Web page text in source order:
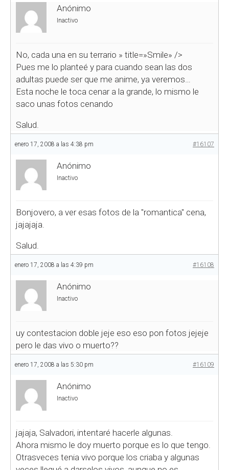
Anónimo
Inactivo
No, cada una en su terrario » title=»Smile» />
Pues me lo planteé y para cuando sean las dos
adultas puede ser que me anime, ya veremos…
Esta noche le toca cenar a la grande, lo mismo le
saco unas fotos cenando
Salud.
enero 17, 2008 a las 4:38 pm #16107
Anónimo
Inactivo
Bonjovero, a ver esas fotos de la "romantica" cena,
jajajaja.
Salud.
enero 17, 2008 a las 4:39 pm #16108
Anónimo
Inactivo
uy contestacion doble jeje eso eso pon fotos jejeje
pero le das vivo o muerto??
enero 17, 2008 a las 5:30 pm #16109
Anónimo
Inactivo
jajaja, Salvadori, intentaré hacerle algunas.
Ahora mismo le doy muerto porque es lo que tengo.
Otrasveces tenia vivo porque los criaba y algunas